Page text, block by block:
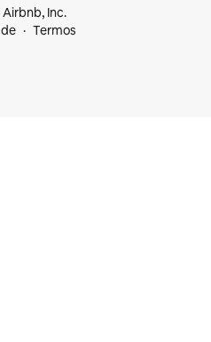
Inc.
Termos